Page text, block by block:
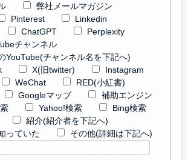
弊社メールマガジン
Pinterest
Linkedin
ChatGPT
Perplexity
チャンネル
YouTube(チャンネル名を下記へ)
X(旧twitter)
Instagram
WeChat
RED(小紅書)
Googleマップ
補助エンジン
Yahoo!検索
Bing検索
紹介(紹介者を下記へ)
っていた
その他(詳細は下記へ)